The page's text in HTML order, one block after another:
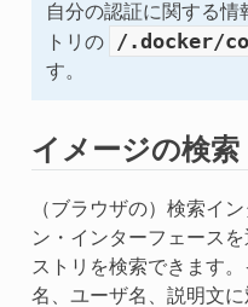
自分の認証に関する情
トリの
/.docker/
す。
イメージの検索
（ブラウザの）検索イ
ン・インターフェースを
ストリを検索できます
名、ユーザ名、説明文に